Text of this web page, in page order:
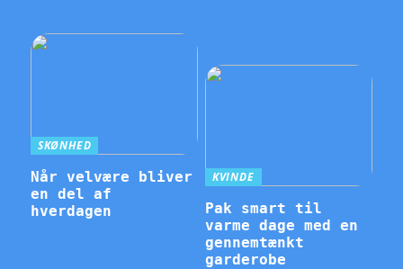
SKØNHED
Når velvære bliver
en del af
hverdagen
KVINDE
Pak smart til
varme dage med en
gennemtænkt
garderobe